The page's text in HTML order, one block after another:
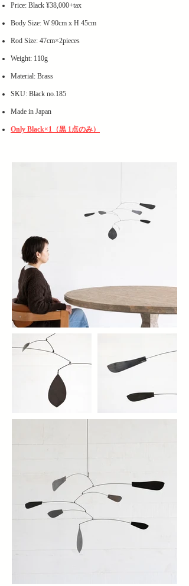
​Price: Black ¥38,000+tax
Body Size: W 90cm x H 45cm
Rod Size: 47cm×2pieces
Weight: 110g
Material: Brass
SKU: Black no.185
Made in Japan
Only Black×1（黒 1点のみ）